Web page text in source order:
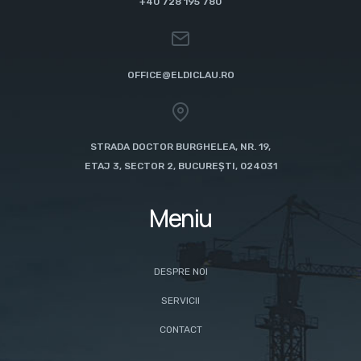
OFFICE@ELDICLAU.RO
STRADA DOCTOR BURGHELEA, NR. 19,
ETAJ 3, SECTOR 2, BUCUREȘTI, 024031
Meniu
DESPRE NOI
SERVICII
CONTACT